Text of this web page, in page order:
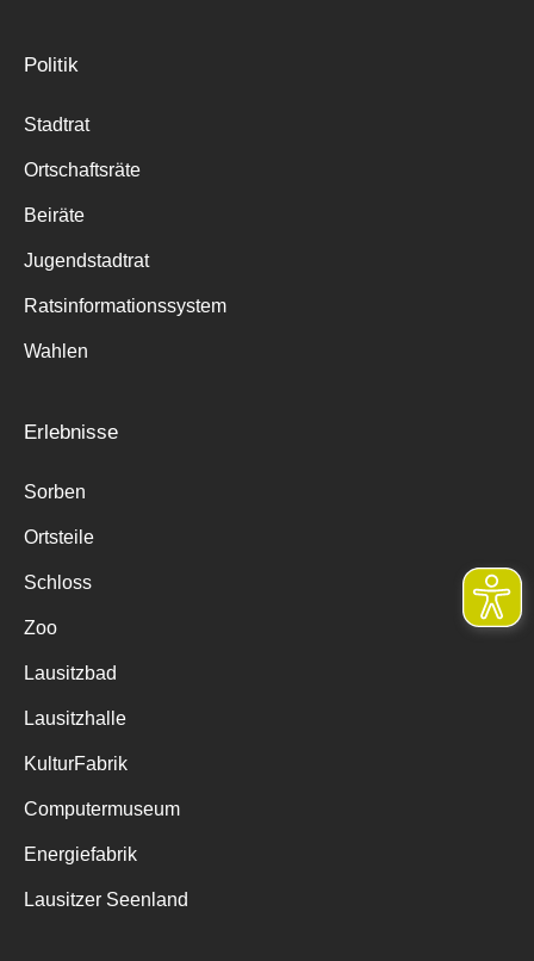
Politik
Stadtrat
Ortschaftsräte
Beiräte
Jugendstadtrat
Ratsinformationssystem
Wahlen
Erlebnisse
Sorben
Ortsteile
Schloss
Zoo
Lausitzbad
Lausitzhalle
KulturFabrik
Computermuseum
Energiefabrik
Lausitzer Seenland